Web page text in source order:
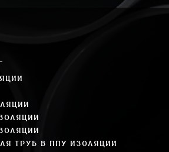
ТРУБ В ППУ ИЗОЛЯЦИИ